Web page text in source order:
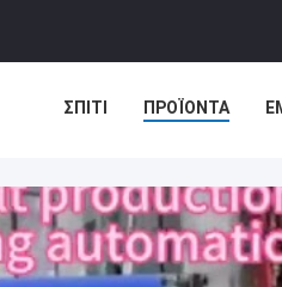
ΣΠΊΤΙ ΠΡΟΪΌΝΤΑ